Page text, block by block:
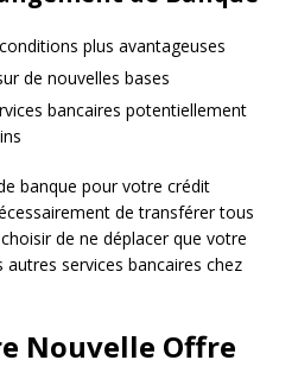
plus avantageuses
de nouvelles bases
bancaires potentiellement
banque pour votre crédit
de transférer tous
de ne déplacer que votre
services bancaires chez
Nouvelle Offre